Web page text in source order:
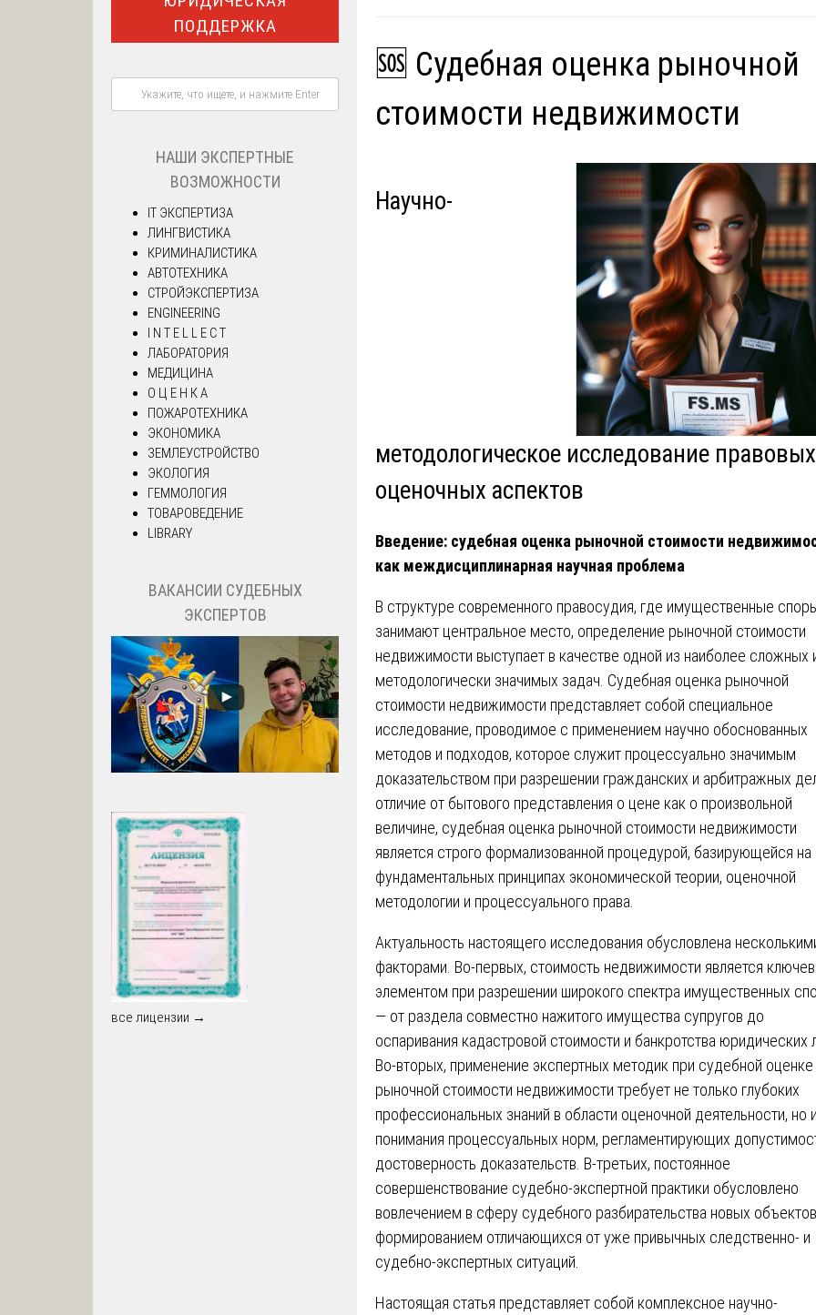
🆘 Судебная оценка рыночной
стоимости недвижимости
Научно-
методологическое исследование
оценочных аспектов
Введение: судебная оценка рыночной стоимости
как междисциплинарная научная проблема
В структуре современного правосудия, где имущественные
занимают центральное место, определение рыночной стоимости
недвижимости выступает в качестве одной из наиболее сложных
методологически значимых задач. Судебная оценка рыночной
стоимости недвижимости представляет собой специальное
исследование, проводимое с применением научно обоснованных
методов и подходов, которое служит процессуально значимым
доказательством при разрешении гражданских и арбитражных
отличие от бытового представления о цене как о произвольной
величине, судебная оценка рыночной стоимости недвижимости
является строго формализованной процедурой, базирующейся на
фундаментальных принципах экономической теории, оценочной
методологии и процессуального права.
Актуальность настоящего исследования обусловлена
факторами. Во-первых, стоимость недвижимости является
элементом при разрешении широкого спектра имущественных
— от раздела совместно нажитого имущества супругов до
оспаривания кадастровой стоимости и банкротства юридических
Во-вторых, применение экспертных методик при судебной оценке
рыночной стоимости недвижимости требует не только глубоких
профессиональных знаний в области оценочной деятельности, но и
понимания процессуальных норм, регламентирующих
достоверность доказательств. В-третьих, постоянное
совершенствование судебно-экспертной практики обусловлено
вовлечением в сферу судебного разбирательства новых
формированием отличающихся от уже привычных следственно- и
судебно-экспертных ситуаций.
Настоящая статья представляет собой комплексное научно-
ПОДДЕРЖКА
НАШИ ЭКСПЕРТНЫЕ
ВОЗМОЖНОСТИ
IT ЭКСПЕРТИЗА
ЛИНГВИСТИКА
КРИМИНАЛИСТИКА
АВТОТЕХНИКА
СТРОЙЭКСПЕРТИЗА
ENGINEERING
I N T E L L E C T
ЛАБОРАТОРИЯ
МЕДИЦИНА
О Ц Е Н К А
ПОЖАРОТЕХНИКА
ЭКОНОМИКА
ЗЕМЛЕУСТРОЙСТВО
ЭКОЛОГИЯ
ГЕММОЛОГИЯ
ТОВАРОВЕДЕНИЕ
LIBRARY
ВАКАНСИИ СУДЕБНЫХ
ЭКСПЕРТОВ
все лицензии →